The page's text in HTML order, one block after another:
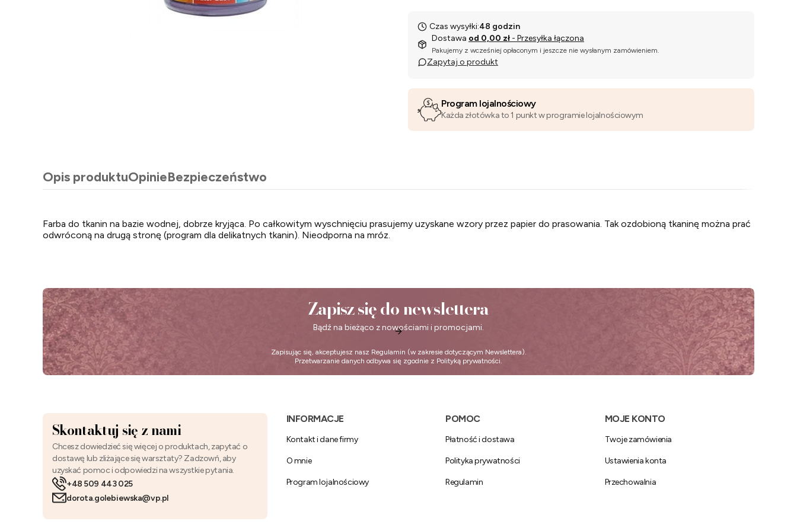
Czas wysyłki:48 godzin
Dostawa od 0,00 zł - Przesyłka łączona
Pakujemy z wcześniej opłaconym i jeszcze nie wysłanym zamówieniem.
Zapytaj o produkt
Program lojalnościowy
Każda złotówka to 1 punkt w programie lojalnościowym
Opis produktuOpinieBezpieczeństwo
Farba do tkanin na bazie wodnej, dobrze kryjąca. Po całkowitym wyschnięciu prasujemy uzyskane wzory przez papier do prasowania. Tak ozdobioną tkaninę można prać
odwróconą na drugą stronę (program dla delikatnych tkanin). Nieodporna na mróz.
Zapisz się do newslettera
Bądź na bieżąco z nowościami i promocjami.
Zapisując się, akceptujesz nasz Regulamin (w zakresie dotyczącym Newslettera).
Przetwarzanie danych odbywa się zgodnie z Polityką prywatności.
Skontaktuj się z nami
Chcesz dowiedzieć się więcej o produktach, zapytać o
dostawę lub zliżające się warsztaty? Zadzowń, aby
uzyskać pomoc i odpowiedzi na wszystkie pytania.
+48 509 443 025
dorota.golebiewska@vp.pl
Linki w stopce
INFORMACJE
Kontakt i dane firmy
O mnie
Program lojalnościowy
POMOC
Płatność i dostawa
Polityka prywatności
Regulamin
MOJE KONTO
Twoje zamówienia
Ustawienia konta
Przechowalnia